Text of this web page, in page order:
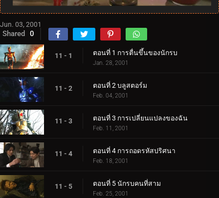
Jun. 03, 2001
Shared 0
11 - 1 ตอนที่ 1 การตื่นขึ้นของนักรบ
Jan. 28, 2001
11 - 2 ตอนที่ 2 บลูสตอร์ม
Feb. 04, 2001
11 - 3 ตอนที่ 3 การเปลี่ยนแปลงของฉัน
Feb. 11, 2001
11 - 4 ตอนที่ 4 การถอดรหัสปริศนา
Feb. 18, 2001
11 - 5 ตอนที่ 5 นักรบคนที่สาม
Feb. 25, 2001